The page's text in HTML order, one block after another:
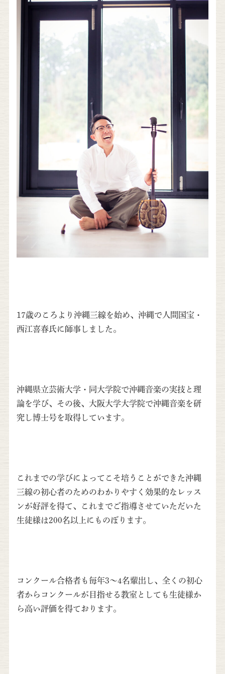
17歳のころより沖縄三線を始め、沖縄で人間国宝・
西江喜春氏に師事しました。
沖縄県立芸術大学・同大学院で沖縄音楽の実技と理
論を学び、その後、大阪大学大学院で沖縄音楽を研
究し博士号を取得しています。
これまでの学びによってこそ培うことができた沖縄
三線の初心者のためのわかりやすく効果的なレッス
ンが好評を得て、これまでご指導させていただいた
生徒様は200名以上にものぼります。
コンクール合格者も毎年3～4名輩出し、全くの初心
者からコンクールが目指せる教室としても生徒様か
ら高い評価を得ております。